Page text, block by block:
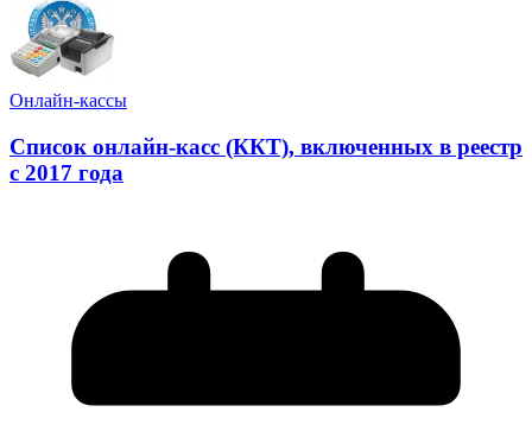
Онлайн-кассы
Список онлайн-касс (ККТ), включенных в реестр
с 2017 года